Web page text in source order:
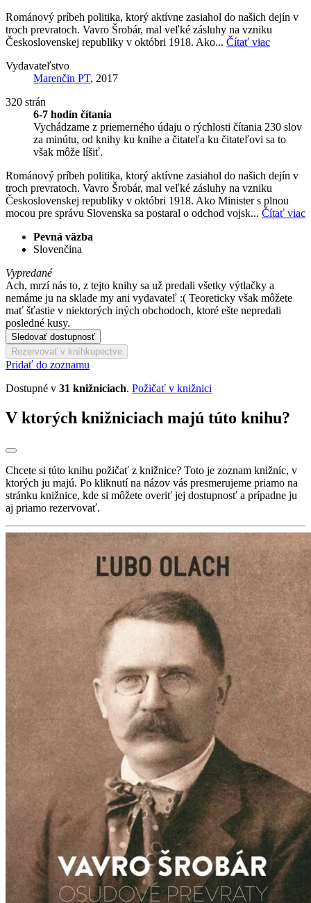
Románový príbeh politika, ktorý aktívne zasiahol do našich dejín v
troch prevratoch. Vavro Šrobár, mal veľké zásluhy na vzniku
Československej republiky v októbri 1918. Ako... Čítať viac
Vydavateľstvo
Marenčin PT, 2017
320 strán
6-7 hodín čítania
Vychádzame z priemerného údaju o rýchlosti čítania 230 slov
za minútu, od knihy ku knihe a čitateľa ku čitateľovi sa to
však môže líšiť.
Románový príbeh politika, ktorý aktívne zasiahol do našich dejín v
troch prevratoch. Vavro Šrobár, mal veľké zásluhy na vzniku
Československej republiky v októbri 1918. Ako Minister s plnou
mocou pre správu Slovenska sa postaral o odchod vojsk... Čítať viac
Pevná väzba
Slovenčina
Vypredané
Ach, mrzí nás to, z tejto knihy sa už predali všetky výtlačky a
nemáme ju na sklade my ani vydavateľ :( Teoreticky však môžete
mať šťastie v niektorých iných obchodoch, ktoré ešte nepredali
posledné kusy.
Sledovať dostupnosť
Rezervovať v kníhkupectve
Pridať do zoznamu
Dostupné v 31 knižniciach. Požičať v knižnici
V ktorých knižniciach majú túto knihu?
Chcete si túto knihu požičať z knižnice? Toto je zoznam knižníc, v
ktorých ju majú. Po kliknutí na názov vás presmerujeme priamo na
stránku knižnice, kde si môžete overiť jej dostupnosť a prípadne ju
aj priamo rezervovať.